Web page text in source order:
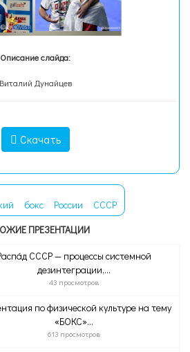
Описание слайда:
Виталий Дунайцев
Скачать
бокс России
СССР
ПРЕЗЕНТАЦИИ
СССР — процессы системной
дезинтеграции,...
43 просмотров
по физической культуре на тему
«БОКС»...
613 просмотров